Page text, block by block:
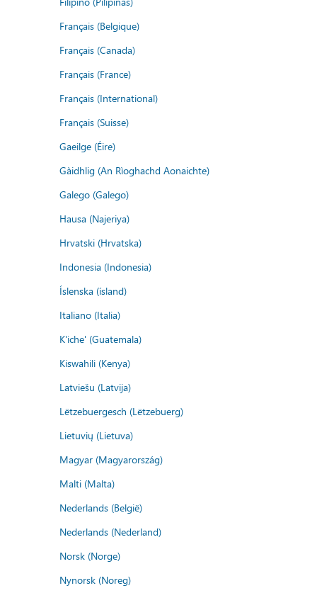
Français (Belgique)
Français (Canada)
Français (France)
Français (International)
Français (Suisse)
Gaeilge (Éire)
Gàidhlig (An Rìoghachd Aonaichte)
Galego (Galego)
Hausa (Najeriya)
Hrvatski (Hrvatska)
Indonesia (Indonesia)
Íslenska (ísland)
Italiano (Italia)
K'iche' (Guatemala)
Kiswahili (Kenya)
Latviešu (Latvija)
Lëtzebuergesch (Lëtzebuerg)
Lietuvių (Lietuva)
Magyar (Magyarország)
Malti (Malta)
Nederlands (België)
Nederlands (Nederland)
Norsk (Norge)
Nynorsk (Noreg)